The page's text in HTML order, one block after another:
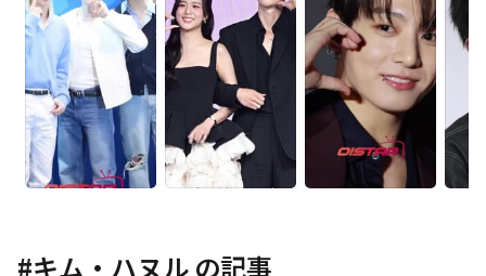
#キム・ハヌル の記事